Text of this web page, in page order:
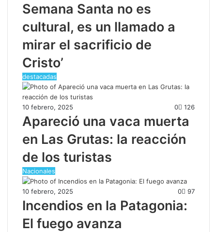
Semana Santa no es
cultural, es un llamado a
mirar el sacrificio de
Cristo’
destacadas
10 febrero, 2025 0 126
Apareció una vaca muerta
en Las Grutas: la reacción
de los turistas
Nacionales
10 febrero, 2025 0 97
Incendios en la Patagonia:
El fuego avanza